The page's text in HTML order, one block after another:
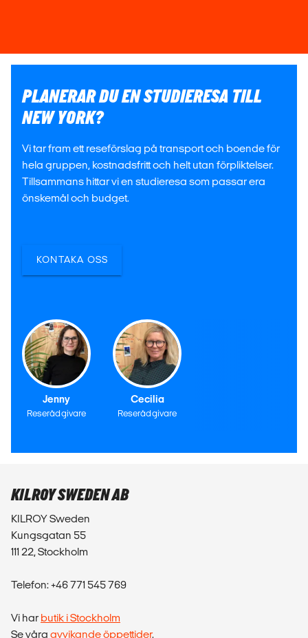
PLANERAR DU EN STUDIERESA TILL
NEW YORK?
Vi tar fram ett reseförslag på transport och boende för
hela gruppen, kostnadsfritt och helt utan förpliktelser.
Tillsammans hittar vi en studieresa som passar era
önskemål och budget.
KONTAKA OSS
Jenny
Reserådgivare
Cecilia
Reserådgivare
KILROY SWEDEN AB
KILROY Sweden
Kungsgatan 55
111 22, Stockholm
Telefon: +46 771 545 769
Vi har butik i Stockholm
Se våra avvikande öppettider.